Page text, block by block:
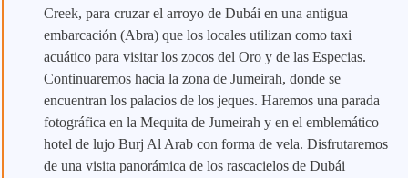
Creek, para cruzar el arroyo de Dubái en una antigua
embarcación (Abra) que los locales utilizan como taxi
acuático para visitar los zocos del Oro y de las Especias.
Continuaremos hacia la zona de Jumeirah, donde se
encuentran los palacios de los jeques. Haremos una parada
fotográfica en la Mequita de Jumeirah y en el emblemático
hotel de lujo Burj Al Arab con forma de vela. Disfrutaremos
de una visita panorámica de los rascacielos de Dubái